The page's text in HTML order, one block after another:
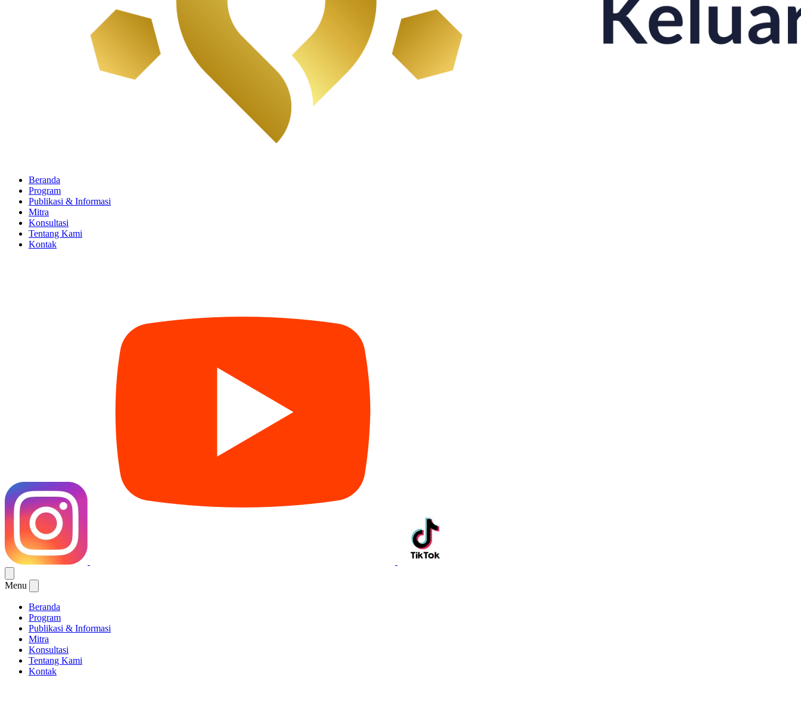
Beranda
Program
Publikasi & Informasi
Mitra
Konsultasi
Tentang Kami
Kontak
Menu
Beranda
Program
Publikasi & Informasi
Mitra
Konsultasi
Tentang Kami
Kontak